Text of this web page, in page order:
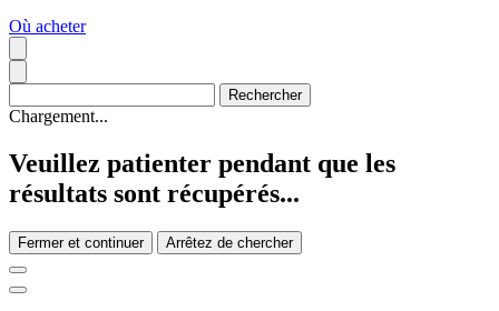
Où acheter
Chargement...
Veuillez patienter pendant que les
résultats sont récupérés...
Fermer et continuer Arrêtez de chercher